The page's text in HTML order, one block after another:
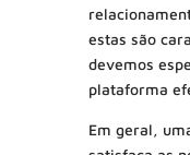
estas são
devemos
plataforma
Em geral,